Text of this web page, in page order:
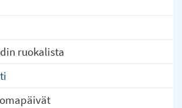
ruokalista